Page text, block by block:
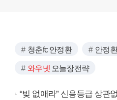
청춘fc 안정환 안정환
와우넷 오늘장전략
“빚 없애라” 신용등급 상관